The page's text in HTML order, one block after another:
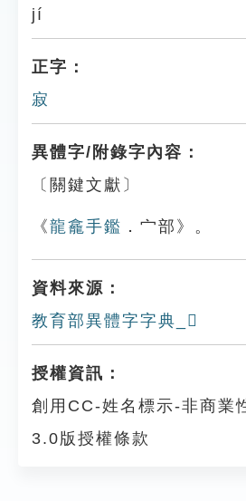
jí
正字：
寂
異體字/附錄字內容：
〔關鍵文獻〕
《龍龕手鑑 ．宀部》。
資料來源：
教育部異體字字典_𡨁
授權資訊：
創用CC-姓名標示-非商業
3.0版授權條款